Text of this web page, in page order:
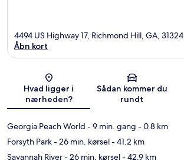
Kort
4494 US Highway 17, Richmond Hill, GA, 31324
Åbn kort
Hvad ligger i
nærheden?
Sådan kommer du
rundt
Georgia Peach World - 9 min. gang - 0.8 km
Forsyth Park- 26 min. kørsel- 41.2 km
Savannah River- 26 min. kørsel- 42.9 km